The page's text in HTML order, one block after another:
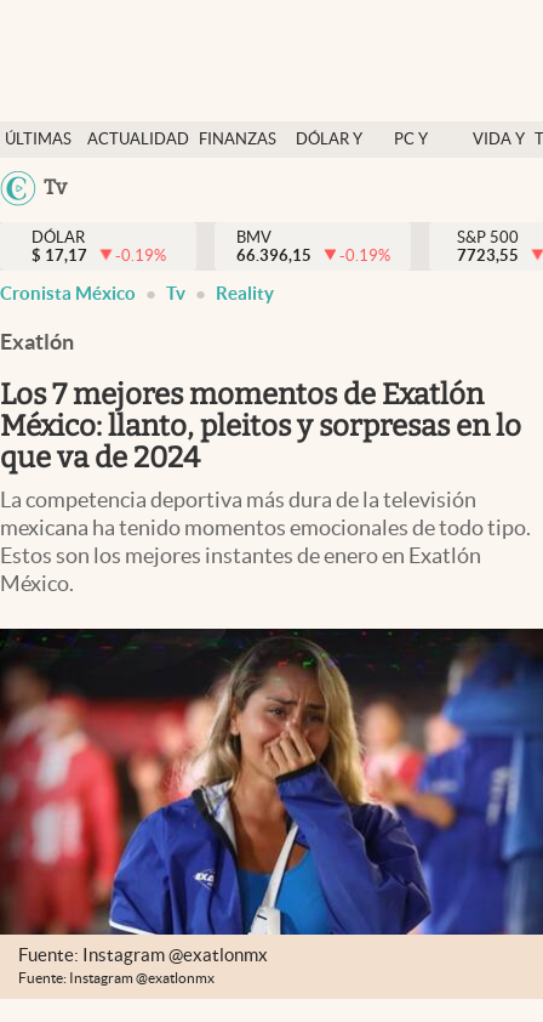
ÚLTIMAS
NOTICIAS
ACTUALIDAD
FINANZAS
DÓLAR Y
PC Y
VIDA Y
México
Tv
Actualidad
Finanzas y economía
Dólar y mercados
Pc y celular
Vida y estilo
Tv
Clima
Mediakit
abre en nueva pestaña
México
DÓLAR
$ 17,17 -0.19%
BMV
66.396,15
-0.19%
S&P 500
7723,55
Cronista México Tv Reality
Exatlón
Los 7 mejores momentos de Exatlón
México: llanto, pleitos y sorpresas en lo
que va de 2024
La competencia deportiva más dura de la televisión
mexicana ha tenido momentos emocionales de todo tipo.
Estos son los mejores instantes de enero en Exatlón
México.
Fuente: Instagram @exatlonmx
Fuente: Instagram @exatlonmx